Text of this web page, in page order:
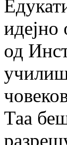
од
Таа